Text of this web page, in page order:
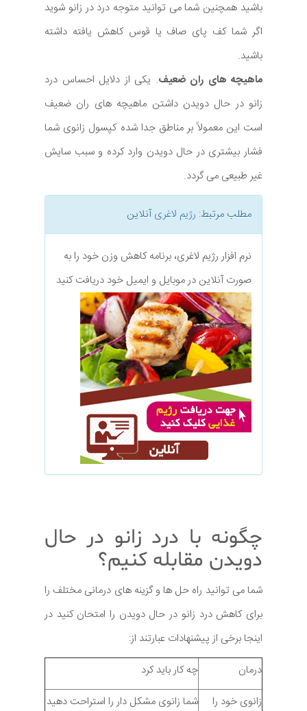
باشید همچنین شما می توانید متوجه درد در زانو شوید
اگر شما کف پای صاف یا قوس کاهش یافته داشته
باشید.
ماهیچه های ران ضعیف. یکی از دلایل احساس درد
زانو در حال دویدن داشتن ماهیچه های ران ضعیف
است این معمولاً بر مناطق جدا شده کپسول زانوی شما
فشار بیشتری در حال دویدن وارد کرده و سبب سایش
غیر طبیعی می گردد.
مطلب مرتبط: رژیم لاغریآنلاین
نرم افزار رژیم لاغری، برنامه کاهش وزن خود را به
صورت آنلاین در موبایل و ایمیل خود دریافت کنید
چگونه با درد زانو در حال
دویدن مقابله کنیم؟
شما می توانید راه حل ها و گزینه های درمانی مختلف را
برای کاهش درد زانو در حال دویدن را امتحان کنید در
اینجا برخی از پیشنهادات عبارتند از:
درمان
چه کار باید کرد
زانوی خود را
شما زانوی مشکل دار را استراحت دهید